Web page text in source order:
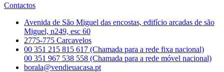
Contactos
Avenida de São Miguel das encostas, edifício arcadas de são
Miguel, n249, esc 60
2775-775 Carcavelos
00 351 215 815 617 (Chamada para a rede fixa nacional)
00 351 967 538 558 (Chamada para a rede móvel nacional)
borala@vendieuacasa.pt